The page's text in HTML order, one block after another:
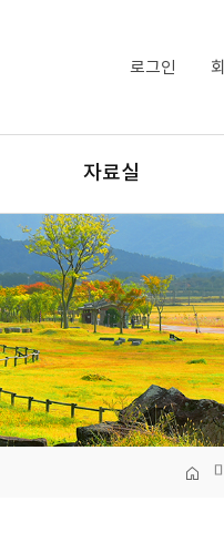
로그인
자료실
발행물
교육발간자료
문서양식